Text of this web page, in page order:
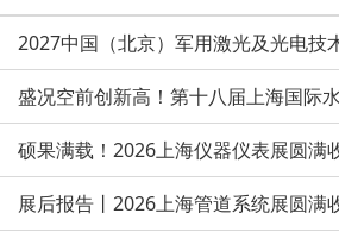
2027中国（北京）军用激光及光电技
盛况空前创新高！第十八届上海国际
幕！
硕果满载！2026上海仪器仪表展圆满
27新征程
展后报告丨2026上海管道系统展圆满